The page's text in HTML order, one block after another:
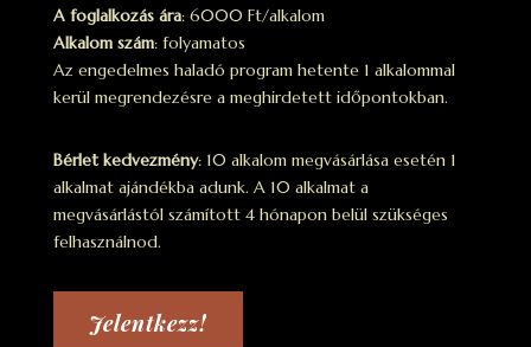
A foglalkozás ára: 6000 Ft/alkalom
Alkalom szám: folyamatos
Az engedelmes haladó program hetente 1 alkalommal
kerül megrendezésre a meghirdetett időpontokban.
Bérlet kedvezmény: 10 alkalom megvásárlása esetén 1
alkalmat ajándékba adunk. A 10 alkalmat a
megvásárlástól számított 4 hónapon belül szükséges
felhasználnod.
Jelentkezz!